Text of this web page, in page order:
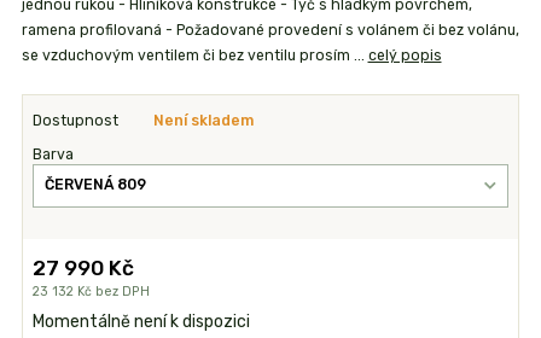
jednou rukou - Hliníková konstrukce - Tyč s hladkým povrchem,
ramena profilovaná - Požadované provedení s volánem či bez volánu,
se vzduchovým ventilem či bez ventilu prosím ... celý popis
Dostupnost Není skladem
Barva
27 990 Kč
23 132 Kč bez DPH
Momentálně není k dispozici